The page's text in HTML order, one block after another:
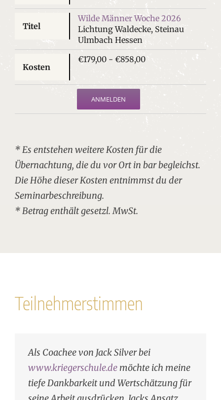
Wilde Männer Woche 2026
Lichtung Waldecke, Steinau
Ulmbach Hessen
€179,00 - €858,00
ANMELDEN
* Es entstehen weitere Kosten für die
Übernachtung, die du vor Ort in bar begleichst.
Die Höhe dieser Kosten entnimmst du der
Seminarbeschreibung.
* Betrag enthält gesetzl. MwSt.
Teilnehmerstimmen
Als Coachee von Jack Silver bei
www.kriegerschule.demöchte ich meine
tiefe Dankbarkeit und Wertschätzung für